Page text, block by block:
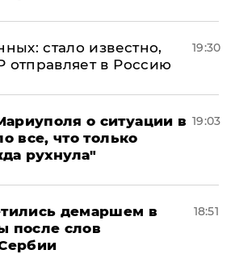
стало известно,
отправляет в Россию
19:30
о ситуации в
все, что только
рухнула"
19:03
демаршем в
после слов
18:51